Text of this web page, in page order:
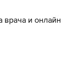
врача и онлайн